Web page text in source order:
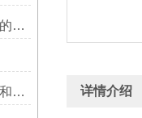
导致一体化预制泵站流量不足的原因可能有哪些
一体化污水提升泵站粉碎格栅和提篮格栅的区别 详情介绍